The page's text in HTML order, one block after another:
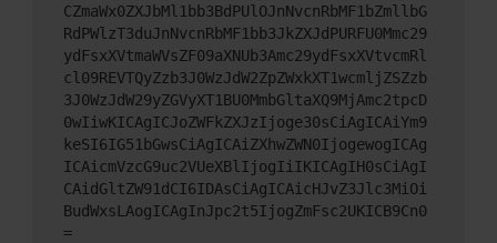
CZmaWx0ZXJbMl1bb3BdPUlOJnNvcnRbMF1bZmllbG
RdPWlzT3duJnNvcnRbMF1bb3JkZXJdPURFU0Mmc29
ydFsxXVtmaWVsZF09aXNUb3Amc29ydFsxXVtvcmRl
cl09REVTQyZzb3J0WzJdW2ZpZWxkXT1wcmljZSZzb
3J0WzJdW29yZGVyXT1BU0MmbGltaXQ9MjAmc2tpcD
0wIiwKICAgICJoZWFkZXJzIjoge30sCiAgICAiYm9
keSI6IG51bGwsCiAgICAiZXhwZWN0IjogewogICAg
ICAicmVzcG9uc2VUeXBlIjogIiIKICAgIH0sCiAgI
CAidGltZW91dCI6IDAsCiAgICAicHJvZ3Jlc3MiOi
BudWxsLAogICAgInJpc2t5IjogZmFsc2UKICB9Cn0
=